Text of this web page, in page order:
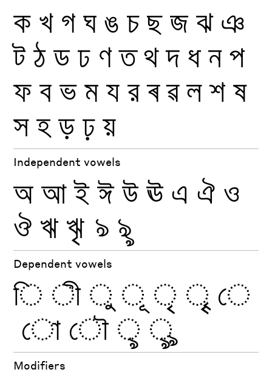
ক খ গ ঘ ঙ চ ছ জ ঝ ঞ
ট ঠ ড ঢ ণ ত থ দ ধ ন প
ফ ব ভ ম য র ৰ ৱ ল শ ষ
স হ ড় ঢ় য়
Independent vowels
অ আ ই ঈ উ ঊ এ ঐ ও
ঔ ঋ ৠ ঌ ৡ
Dependent vowels
ি
Modifiers